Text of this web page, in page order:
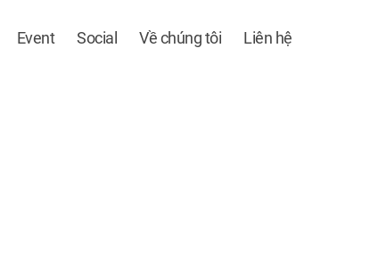
Event Social Về chúng tôi Liên hệ